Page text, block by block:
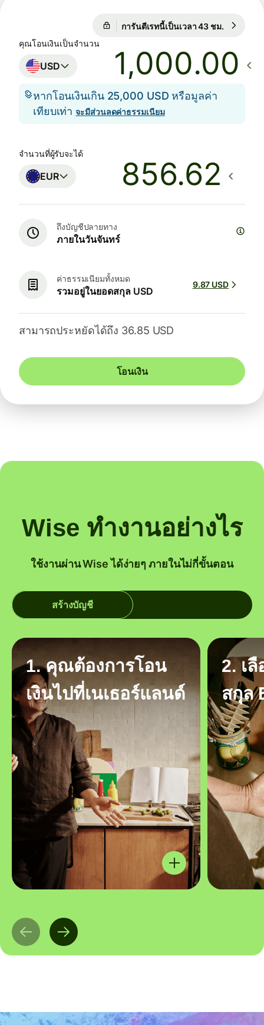
การันตีเรทนี้เป็นเวลา 43 ชม.
การันตีเรทนี้เป็นเวลา 43 ชม.
คุณโอนเงินเป็นจำนวน
USD .00
หากโอนเงินเกิน 25,000 USD หรือมูลค่า
เทียบเท่าจะมีส่วนลดค่าธรรมเนียม
จำนวนที่ผู้รับจะได้
EUR
ถึงบัญชีปลายทาง
ภายในวันจันทร์
ค่าธรรมเนียมทั้งหมด
รวมอยู่ในยอดสกุล USD
9.87 USD
สามารถประหยัดได้ถึง 36.85 USD
โอนเงิน
Wise ทำงานอย่างไร
ใช้งานผ่าน Wise ได้ง่ายๆ ภายในไม่กี่ขั้นตอน
สร้างบัญชี
1. คุณต้องการโอน
เงินไปที่เนเธอร์แลนด์
2. เ
สกุล